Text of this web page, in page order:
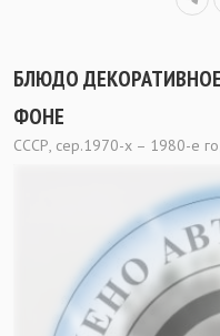
БЛЮДО
ФОНЕ
СССР, сер.1970-х – 1980-е